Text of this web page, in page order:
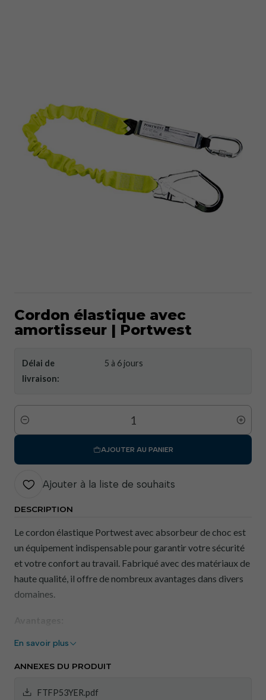
Cordon élastique avec
amortisseur | Portwest
Délai de
livraison:
5 à 6 jours
Quantité
AJOUTER AU PANIER
Ajouter à la liste de souhaits
DESCRIPTION
Le cordon élastique Portwest avec absorbeur de choc est
un équipement indispensable pour garantir votre sécurité
et votre confort au travail. Fabriqué avec des matériaux de
haute qualité, il offre de nombreux avantages dans divers
domaines.
Protection contre les chocs : L'amortisseur intégré
réduit l'impact des chutes, minimisant ainsi le risque
Ajustement personnalisé : Le cordon élastique
En savoir plus
ANNEXES DU PRODUIT
FTFP53YER.pdf